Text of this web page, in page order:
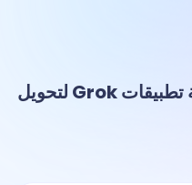
كيفية استخدام واجهة برمجة تطبيقات Grok لتحويل